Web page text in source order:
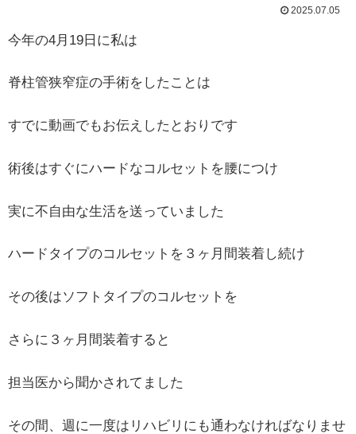
2025.07.05
今年の4月19日に私は
脊柱管狭窄症の手術をしたことは
すでに動画でもお伝えしたとおりです
術後はすぐにハードなコルセットを腰につけ
実に不自由な生活を送っていました
ハードタイプのコルセットを３ヶ月間装着し続け
その後はソフトタイプのコルセットを
さらに３ヶ月間装着すると
担当医から聞かされてました
その間、週に一度はリハビリにも通わなければなりませ